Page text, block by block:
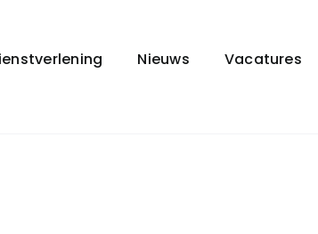
Nieuws Vacatures